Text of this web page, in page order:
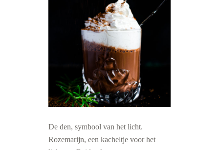
De den, symbool van het licht.
Rozemarijn, een kacheltje voor het